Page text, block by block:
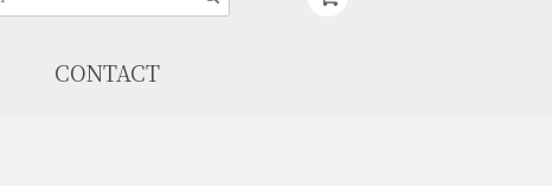
CONTACT